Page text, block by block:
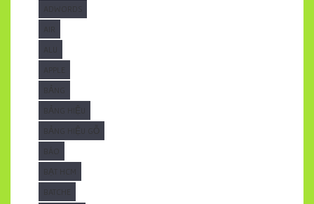
ADWORDS
AIR
ALU
APPLE
BẢNG HIỆU
BẢNG HIỆU GỖ
BÁO
BẠT HCM
BATCHE